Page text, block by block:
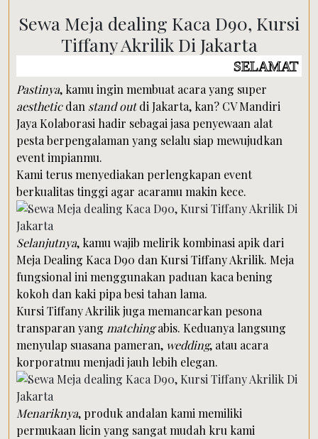
Sewa Meja dealing Kaca D90, Kursi
Tiffany Akrilik Di Jakarta
SELAMAT DATANG DI
Pastinya, kamu ingin membuat acara yang super
aestheticdan stand outdi Jakarta, kan? CV Mandiri
Jaya Kolaborasi hadir sebagai jasa penyewaan alat
pesta berpengalaman yang selalu siap mewujudkan
event impianmu.
Kami terus menyediakan perlengkapan event
berkualitas tinggi agar acaramu makin kece.
Selanjutnya, kamu wajib melirik kombinasi apik dari
Meja Dealing Kaca D90 dan Kursi Tiffany Akrilik. Meja
fungsional ini menggunakan paduan kaca bening
kokoh dan kaki pipa besi tahan lama.
Kursi Tiffany Akrilik juga memancarkan pesona
transparan yang matchingabis. Keduanya langsung
menyulap suasana pameran, wedding, atau acara
korporatmu menjadi jauh lebih elegan.
Menariknya, produk andalan kami memiliki
permukaan licin yang sangat mudah kru kami